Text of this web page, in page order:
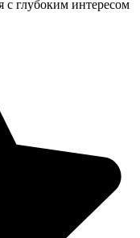
с глубоким интересом